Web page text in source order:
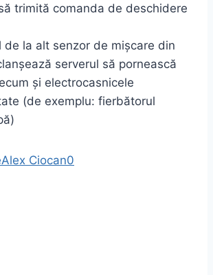
trimită comanda de deschidere
de la alt senzor de mișcare din
serverul să pornească
și electrocasnicele
(de exemplu: fierbătorul
Alex Ciocan0